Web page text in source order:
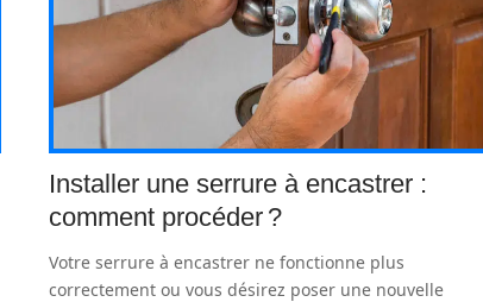
Installer une serrure à encastrer :
comment procéder ?
Votre serrure à encastrer ne fonctionne plus
correctement ou vous désirez poser une nouvelle